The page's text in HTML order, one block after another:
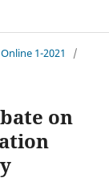
1-2021
/
on